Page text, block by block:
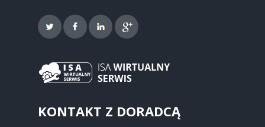
KONTAKT Z DORADCĄ